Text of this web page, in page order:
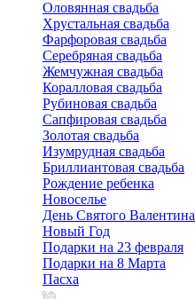
Оловянная свадьба
Хрустальная свадьба
Фарфоровая свадьба
Серебряная свадьба
Жемчужная свадьба
Коралловая свадьба
Рубиновая свадьба
Сапфировая свадьба
Золотая свадьба
Изумрудная свадьба
Бриллиантовая свадьба
Рождение ребенка
Новоселье
День Святого Валентина
Новый Год
Подарки на 23 февраля
Подарки на 8 Марта
Пасха